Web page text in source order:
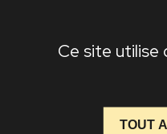
Ce site utilise
TOUT